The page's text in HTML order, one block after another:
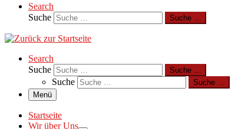
Search
Suche
Suche …
Search
Suche
Suche …
Suche
Suche …
Menü
Startseite
Wir über Uns